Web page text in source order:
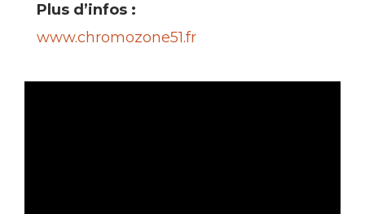
Plus d’infos :
www.chromozone51.fr